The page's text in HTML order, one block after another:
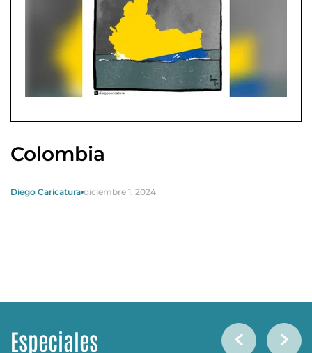
Colombia
Diego Caricatura diciembre 1, 2024
Especiales